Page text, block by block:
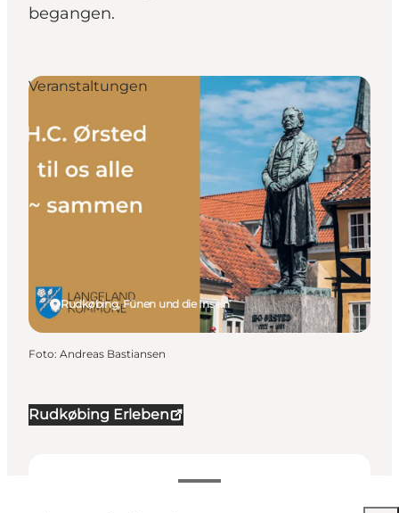
begangen.
Rudkøbing Erleben
Termine und Uhrzeiten
Rudkøbing, Fünen und die Inseln
Veranstaltungen
Foto: Andreas Bastiansen